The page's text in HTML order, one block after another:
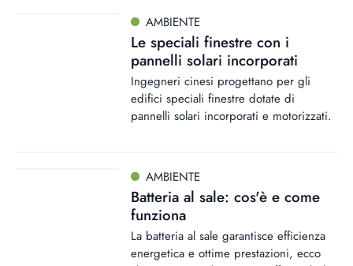
AMBIENTE
Le speciali finestre con i
pannelli solari incorporati
Ingegneri cinesi progettano per gli
edifici speciali finestre dotate di
pannelli solari incorporati e motorizzati.
AMBIENTE
Batteria al sale: cos'è e come
funziona
La batteria al sale garantisce efficienza
energetica e ottime prestazioni, ecco